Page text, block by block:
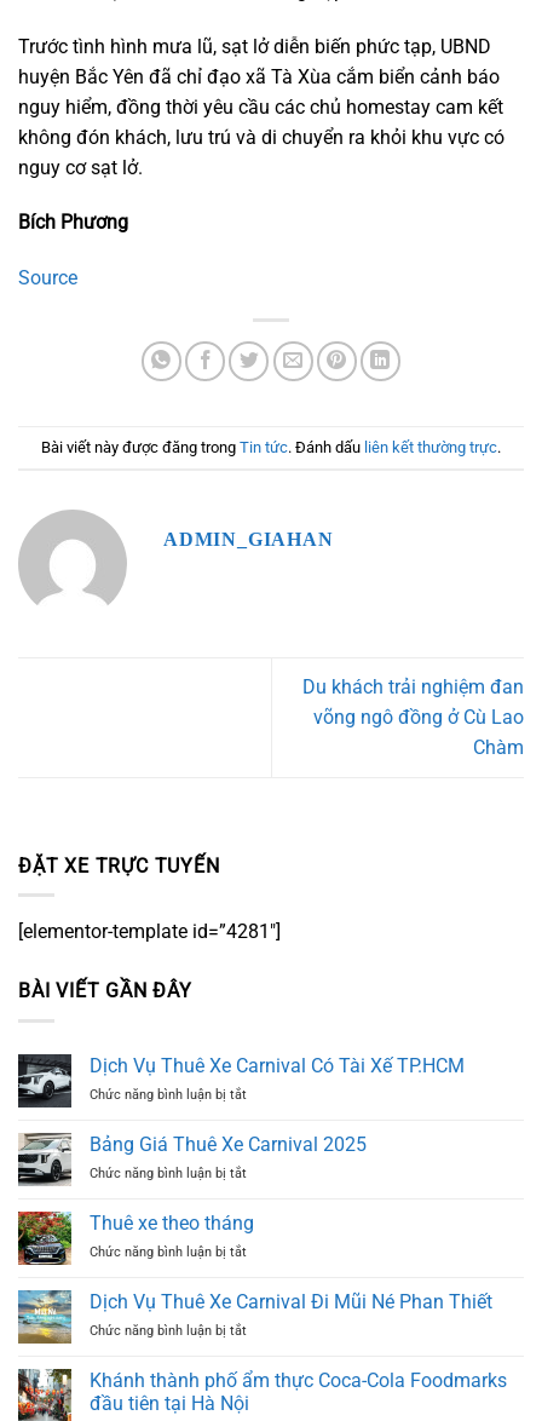
Trước tình hình mưa lũ, sạt lở diễn biến phức tạp, UBND
huyện Bắc Yên đã chỉ đạo xã Tà Xùa cắm biển cảnh báo
nguy hiểm, đồng thời yêu cầu các chủ homestay cam kết
không đón khách, lưu trú và di chuyển ra khỏi khu vực có
nguy cơ sạt lở.
Bích Phương
Source
Bài viết này được đăng trong Tin tức. Đánh dấu liên kết thường trực.
ADMIN_GIAHAN
Du khách trải nghiệm đan
võng ngô đồng ở Cù Lao
Chàm
ĐẶT XE TRỰC TUYẾN
[elementor-template id=”4281″]
BÀI VIẾT GẦN ĐÂY
Dịch Vụ Thuê Xe Carnival Có Tài Xế TP.HCM
Chức năng bình luận bị tắtở
Vụ
Thuê
Xe
Có
Tài
Xế
Bảng Giá Thuê Xe Carnival 2025
Chức năng bình luận bị tắtở
Thuê
Xe
2025
Thuê xe theo tháng
Chức năng bình luận bị tắtở
xe
theo
tháng
Dịch Vụ Thuê Xe Carnival Đi Mũi Né Phan Thiết
Chức năng bình luận bị tắtở
Vụ
Thuê
Xe
Khánh thành phố ẩm thực Coca-Cola Foodmarks
đầu tiên tại Hà Nội